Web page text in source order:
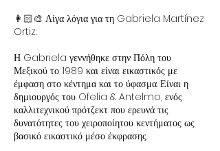
👩🏻‍🎨 Λίγα λόγια για τη Gabriela Martínez
Ortiz:
Η Gabriela γεννήθηκε στην Πόλη του
Μεξικού το 1989 και είναι εικαστικός με
έμφαση στο κέντημα και το ύφασμα. Είναι η
δημιουργός του Ofelia & Antelmo, ενός
καλλιτεχνικού πρότζεκτ που ερευνά τις
δυνατότητες του χειροποίητου κεντήματος ως
βασικό εικαστικό μέσο έκφρασης.